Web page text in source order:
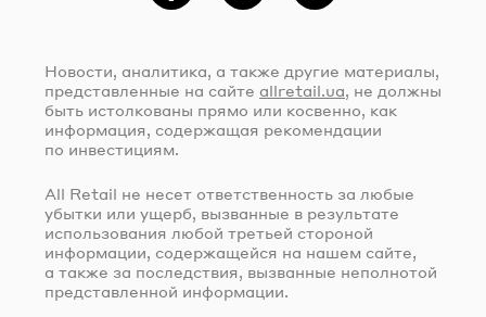
Новости, аналитика, а также другие материалы,
представленные на сайте allretail.ua, не должны
быть истолкованы прямо или косвенно, как
информация, содержащая рекомендации
по инвестициям.
All Retail не несет ответственность за любые
убытки или ущерб, вызванные в результате
использования любой третьей стороной
информации, содержащейся на нашем сайте,
а также за последствия, вызванные неполнотой
представленной информации.